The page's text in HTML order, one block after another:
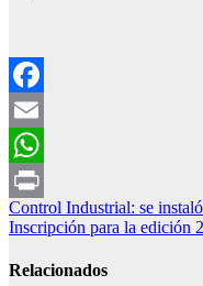
Facebook
Email
WhatsApp
Print
Navegación
de
entradas
Control Industrial: se
Inscripción para la edición
Relacionados